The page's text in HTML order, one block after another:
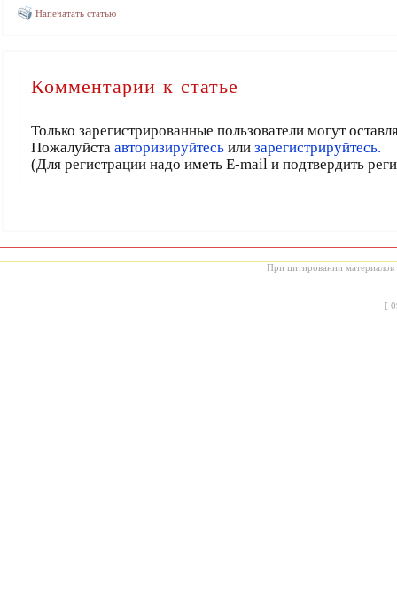
Напечатать статью
Комментарии к статье
Только зарегистрированные пользователи могут
Пожалуйста авторизируйтесьили зарегистрируйтесь.
(Для регистрации надо иметь E-mail и подтвердить
При цитировании материалов
[